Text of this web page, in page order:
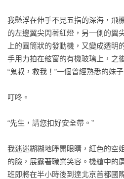
怪咖事件簿 事件七：死亡待定 預
怪咖事件簿 事件八：刺殺循環 預
我懸浮在伸手不見五指的深海，飛
的左邊翼尖閃著紅燈，另一側的翼
上的圓筒狀的發動機，又變成透明
手用力拍在舷窗的有機玻璃上，之
“鬼叔，救我！”一個曾經熟悉的妹
叮咚。
“先生，請您扣好安全帶。”
我迷迷糊糊地睜開眼睛，紅色的空
的臉，展露著職業笑容。機艙中的
班即將在半小時後到達北京首都國